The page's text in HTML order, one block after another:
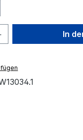
Gib den
In